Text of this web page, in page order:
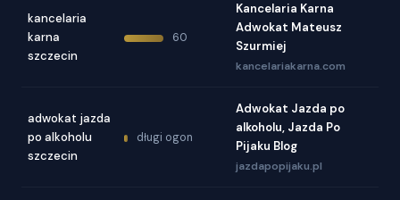
kancelaria
karna
szczecin
60
Kancelaria Karna
Adwokat Mateusz
Szurmiej
kancelariakarna.com
adwokat jazda
po alkoholu
szczecin
długi ogon
Adwokat Jazda po
alkoholu, Jazda Po
Pijaku Blog
jazdapopijaku.pl